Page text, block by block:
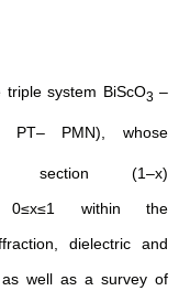
system BiScO3 –
PMN), whose
section (1–x)
0≤x≤1 within the
dielectric and
as well as a survey of